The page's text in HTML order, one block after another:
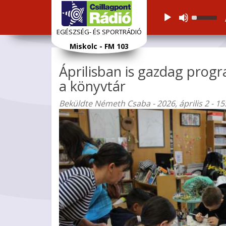
Ugrás
EGÉSZSÉG- ÉS SPORTRÁDIÓ
Miskolc - FM 103
Audiolejátszó
Fel/Le
nyíl
a
hangerő
vagy
Áprilisban is gazdag
a könyvtár
BeküldteNémeth Csaba - 2026, április 2 -